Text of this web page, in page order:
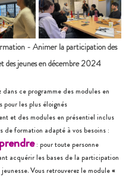
- Animer la participation des
des jeunes en décembre 2024
dans ce programme des modules en
pour les plus éloignés
et des modules en présentiel inclus
de formation adapté à vos besoins :
: pour toute personne
acquérir les bases de la participation
Vous retrouverez le module «